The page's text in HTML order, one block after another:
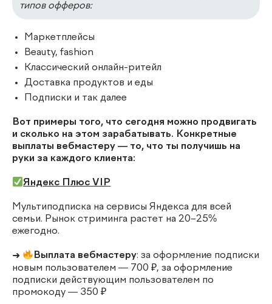
типов офферов:
Маркетплейсы
Beauty, fashion
Классический онлайн-ритейл
Доставка продуктов и еды
Подписки и так далее
Вот примеры того, что сегодня можно продвигать
и сколько на этом зарабатывать. Конкретные
выплаты вебмастеру — то, что ты получишь на
руки за каждого клиента:
Яндекс Плюс VIP
Мультиподписка на сервисы Яндекса для всей
семьи. Рынок стриминга растет на 20–25%
ежегодно.
➜ Выплата вебмастеру: за оформление подписки
новым пользователем — 700 ₽, за оформление
подписки действующим пользователем по
промокоду — 350 ₽